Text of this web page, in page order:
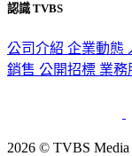
認識 TVBS
公司介紹 企業動態
銷售 公開招標 業務
2026 © TVBS